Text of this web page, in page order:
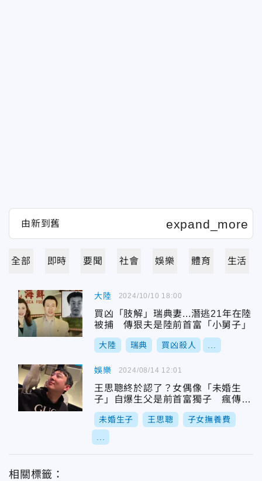
全部 即時 要聞 社會 娛樂 體育 生活
大陸
買凶「肢解」瑞典妻...潛逃21年在陸
被捕 傳狠夫是陸前首富「小舅子」
大陸 瑞典 買凶殺人
2024/10/10 18:00
娛樂
王思聰終於認了？女偶像「未婚生
子」自爆生父是前首富獨子 瘋傳男
方給高額撫養費
未婚生子 王思聰 子女撫養費
2024/08/14 12:01
相關標籤：